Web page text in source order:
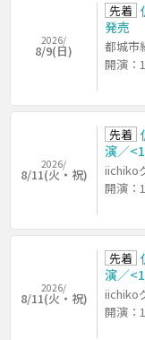
2026/
8/9(日)
先着
発売
都城市
開演：
2026/
8/11(火・祝)
先着
演／
iichiko
開演：
2026/
8/11(火・祝)
先着
演／
iichiko
開演：